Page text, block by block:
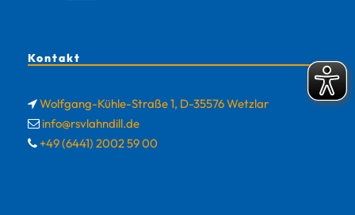
Kontakt
Wolfgang-Kühle-Straße 1, D-35576 Wetzlar
info@rsvlahndill.de
+49 (6441) 2002 59 00